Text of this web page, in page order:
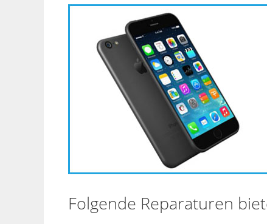
Folgende Reparaturen